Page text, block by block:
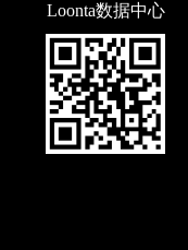
Loonta数据中心